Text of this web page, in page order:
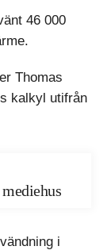
46 000
Thomas
kalkyl utifrån
i